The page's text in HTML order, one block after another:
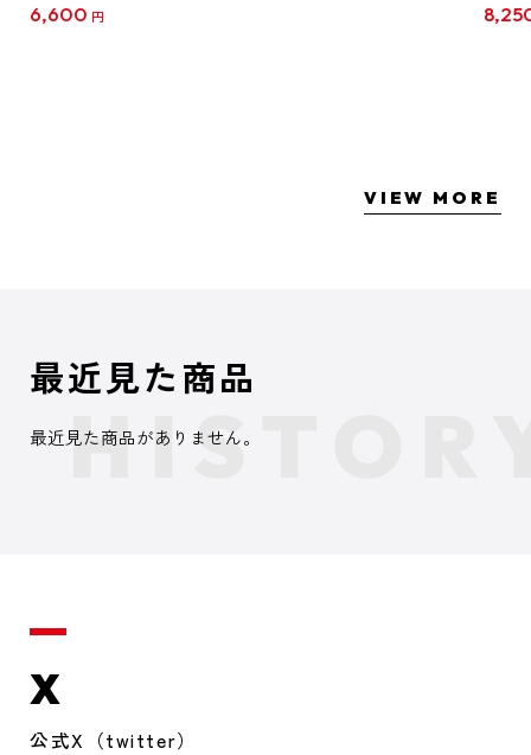
6,600 円
クリ
VIEW MORE
最近見た商品
最近見た商品がありません。
X
公式X（twitter）